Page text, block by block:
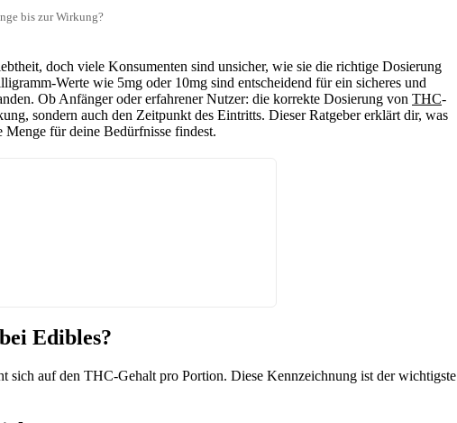
bis zur Wirkung?
doch viele Konsumenten sind unsicher, wie sie die richtige Dosierung
Werte wie 5mg oder 10mg sind entscheidend für ein sicheres und
Ob Anfänger oder erfahrener Nutzer: die korrekte Dosierung von THC-
sondern auch den Zeitpunkt des Eintritts. Dieser Ratgeber erklärt dir, was
für deine Bedürfnisse findest.
Edibles?
sich auf den THC-Gehalt pro Portion. Diese Kennzeichnung ist der wichtigste